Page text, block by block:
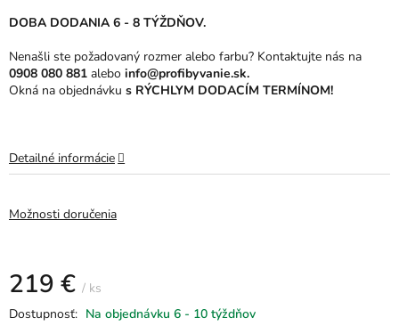
219 € / ks
Jednotková
Na objednávku 6 - 10 týždňov
Možnosti doručenia
DOBA DODANIA 6 - 8 TÝŽDŇOV.
Nenašli ste požadovaný rozmer alebo farbu? Kontaktujte nás na
0908 080 881 alebo info@profibyvanie.sk.
Okná na objednávku s RÝCHLYM DODACÍM TERMÍNOM!
Detailné informácie